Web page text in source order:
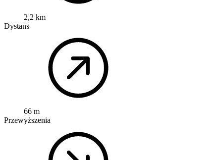
2,2 km
Dystans
66 m
Przewyższenia